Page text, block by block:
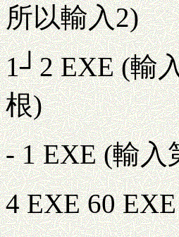
所以輸入2)
1┘2 EXE (輸
根)
- 1 EXE (輸
4 EXE 60